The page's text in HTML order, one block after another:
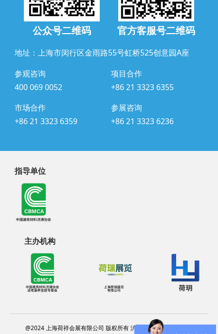
公众号二维码 官方客服号二维码
地址：上海市闵行区金雨路55号虹桥525创意园A座
参观咨询
400 069 0052
项目合作
+86 21 3323 6355
市场合作
+86 21 3323 6359
参展咨询
+86 21 3323 6236
指导单位
主办机构
@2024 上海荷祥会展有限公司 版权所有 沪ICP备20012314号-13